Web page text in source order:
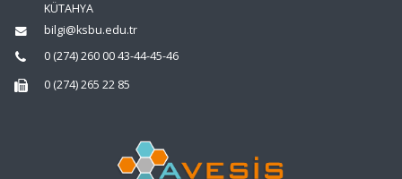
KÜTAHYA
bilgi@ksbu.edu.tr
0 (274) 260 00 43-44-45-46
0 (274) 265 22 85